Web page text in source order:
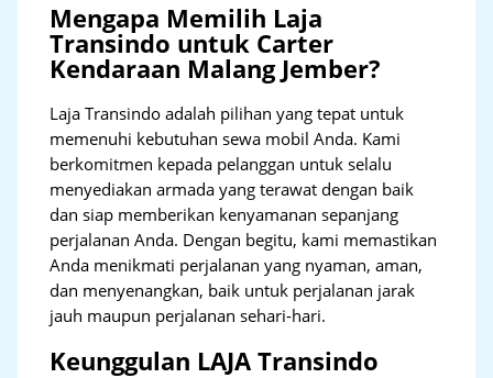
Mengapa Memilih Laja
Transindo untuk Carter
Kendaraan Malang Jember?
Laja Transindo adalah pilihan yang tepat untuk
memenuhi kebutuhan sewa mobil Anda. Kami
berkomitmen kepada pelanggan untuk selalu
menyediakan armada yang terawat dengan baik
dan siap memberikan kenyamanan sepanjang
perjalanan Anda. Dengan begitu, kami memastikan
Anda menikmati perjalanan yang nyaman, aman,
dan menyenangkan, baik untuk perjalanan jarak
jauh maupun perjalanan sehari-hari.
Keunggulan LAJA Transindo